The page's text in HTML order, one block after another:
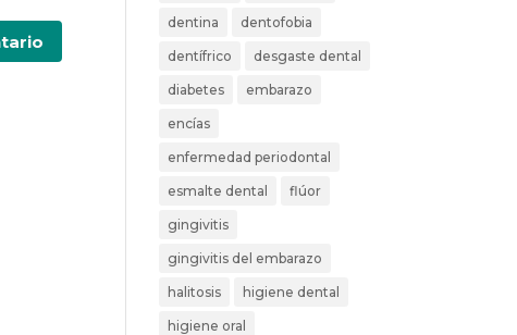
dentina dentofobia
dentífrico desgaste dental
diabetes embarazo
encías
enfermedad periodontal
esmalte dental flúor
gingivitis
gingivitis del embarazo
halitosis higiene dental
higiene oral